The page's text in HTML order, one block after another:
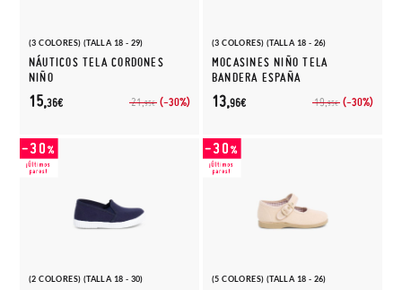
(3 COLORES) (TALLA 18 - 29)
NÁUTICOS TELA CORDONES
NIÑO
21,95€ (-30%)
15,36€
(3 COLORES) (TALLA 18 - 26)
MOCASINES NIÑO TELA
BANDERA ESPAÑA
19,95€ (-30%)
13,96€
(2 COLORES) (TALLA 18 - 30) (5 COLORES) (TALLA 18 - 26)